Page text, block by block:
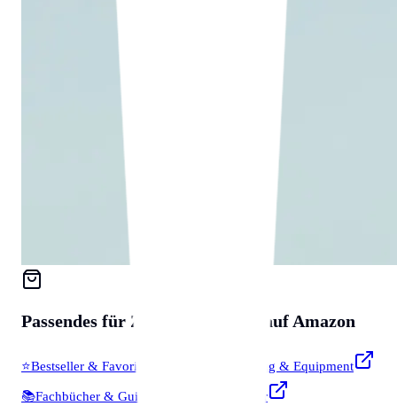
Passendes für Zubehör & Tools auf Amazon
⭐Bestseller & Favoriten
Profi-Werkzeug & Equipment
📚Fachbücher & Guides Smarte Helfer